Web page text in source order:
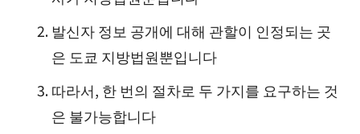
발신자 정보 공개에 대해 관할이 인정되는 곳
은 도쿄 지방법원뿐입니다
따라서, 한 번의 절차로 두 가지를 요구하는 것
은 불가능합니다